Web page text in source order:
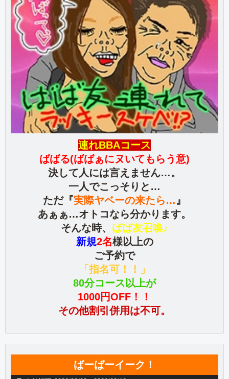
連れBBAコース
ばばる(ばばぁにヌいてもらう意)
決して人には言えません…。
一人でこっそりと…
ただ『実際ヤベーの来たら…』
あぁぁ…オトコなら分かります。
そんな時、 ばば友召喚♪
新規2名様以上の
ご予約で
「指名可！！」
80分コース以上が
1000円OFF！！
その他割引併用は不可。
ばーばーイーク！